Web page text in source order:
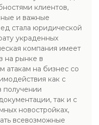
клиентов,
и важные
стала юридической
украденных
компания имеет
на рынке в
атакам на бизнес со
как с
получении
так и с
новостройках,
всевозможные